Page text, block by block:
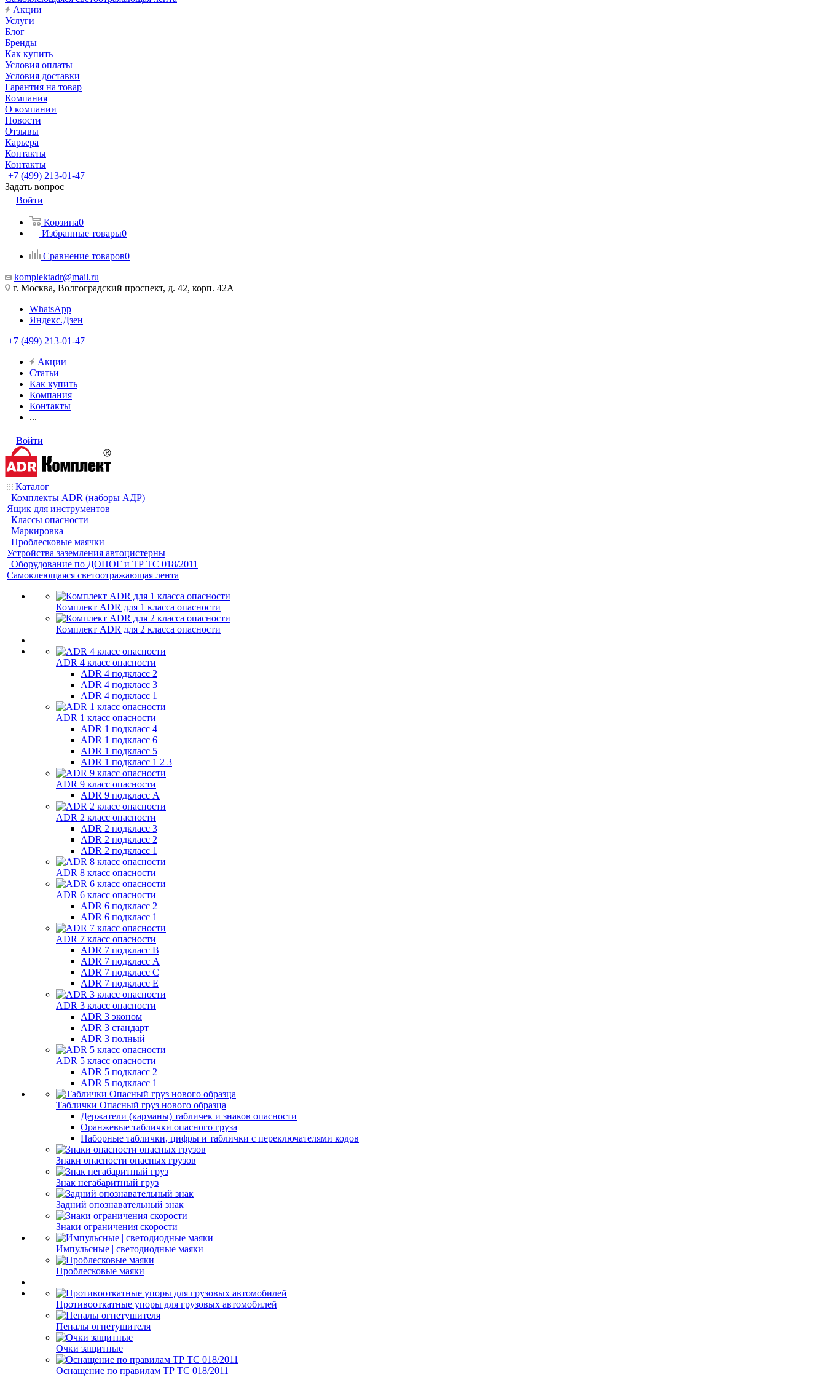
Акции
Услуги
Блог
Бренды
Как купить
Условия оплаты
Условия доставки
Гарантия на товар
Компания
О компании
Новости
Отзывы
Карьера
Контакты
Контакты
+7 (499) 213-01-47
Задать вопрос
Войти
Корзина0
Избранные товары0
Сравнение товаров0
komplektadr@mail.ru
г. Москва, Волгоградский проспект, д. 42, корп. 42А
WhatsApp
Яндекс.Дзен
+7 (499) 213-01-47
Акции
Статьи
Как купить
Компания
Контакты
...
Войти
Каталог
Комплекты ADR (наборы АДР)
Ящик для инструментов
Классы опасности
Маркировка
Проблесковые маячки
Устройства заземления автоцистерны
Оборудование по ДОПОГ и ТР ТС 018/2011
Самоклеющаяся светоотражающая лента
Комплект ADR для 1 класса опасности
Комплект ADR для 2 класса опасности
ADR 4 класс опасности
ADR 4 подкласс 2
ADR 4 подкласс 3
ADR 4 подкласс 1
ADR 1 класс опасности
ADR 1 подкласс 4
ADR 1 подкласс 6
ADR 1 подкласс 5
ADR 1 подкласс 1 2 3
ADR 9 класс опасности
ADR 9 подкласс A
ADR 2 класс опасности
ADR 2 подкласс 3
ADR 2 подкласс 2
ADR 2 подкласс 1
ADR 8 класс опасности
ADR 6 класс опасности
ADR 6 подкласс 2
ADR 6 подкласс 1
ADR 7 класс опасности
ADR 7 подкласс B
ADR 7 подкласс A
ADR 7 подкласс C
ADR 7 подкласс E
ADR 3 класс опасности
ADR 3 эконом
ADR 3 стандарт
ADR 3 полный
ADR 5 класс опасности
ADR 5 подкласс 2
ADR 5 подкласс 1
Таблички Опасный груз нового образца
Держатели (карманы) табличек и знаков опасности
Оранжевые таблички опасного груза
Наборные таблички, цифры и таблички с переключателями кодов
Знаки опасности опасных грузов
Знак негабаритный груз
Задний опознавательный знак
Знаки ограничения скорости
Импульсные | светодиодные маяки
Проблесковые маяки
Противооткатные упоры для грузовых автомобилей
Пеналы огнетушителя
Очки защитные
Оснащение по правилам ТР ТС 018/2011